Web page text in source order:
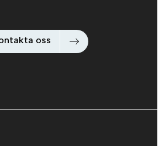
oss